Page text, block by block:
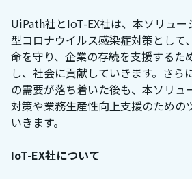
UiPath社とIoT-EX社は、本ソリュー
型コロナウイルス感染症対策として
命を守り、企業の存続を支援するた
し、社会に貢献していきます。さら
の需要が落ち着いた後も、本ソリュ
対策や業務生産性向上支援のための
いきます。
IoT-EX社について